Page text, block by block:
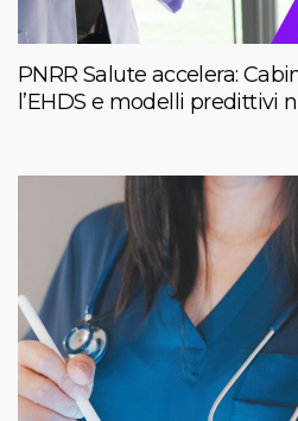
PNRR Salute accelera:
l’EHDS e modelli predittivi